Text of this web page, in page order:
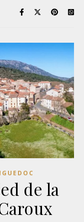
de la